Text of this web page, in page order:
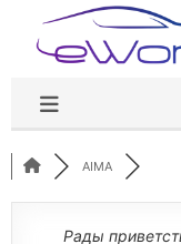
Перейти
содержимому
AIMA
Рады